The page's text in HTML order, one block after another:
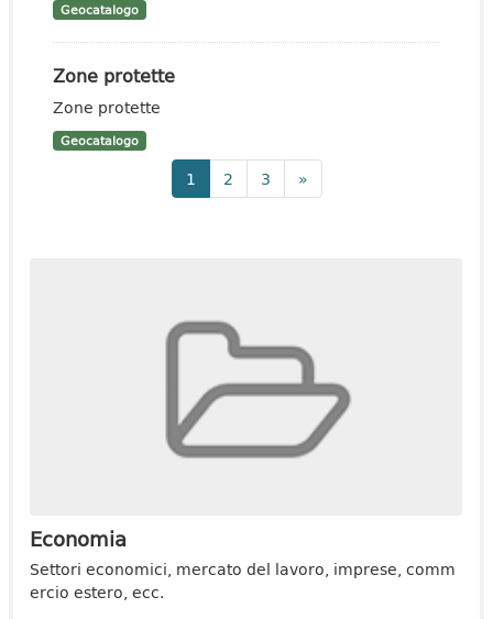
Economia
Settori economici, mercato del lavoro, imprese, comm
ercio estero, ecc.
Geocatalogo
Zone protette
Zone protette
Geocatalogo
1 2 3 »